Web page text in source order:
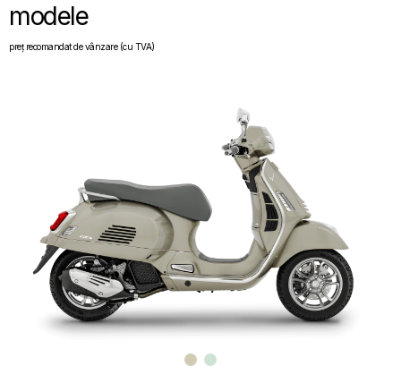
modele
preț recomandat de vânzare (cu TVA)